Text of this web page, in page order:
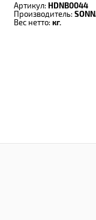
Артикул: HDNB0044
Производитель:
Вес нетто: кг.